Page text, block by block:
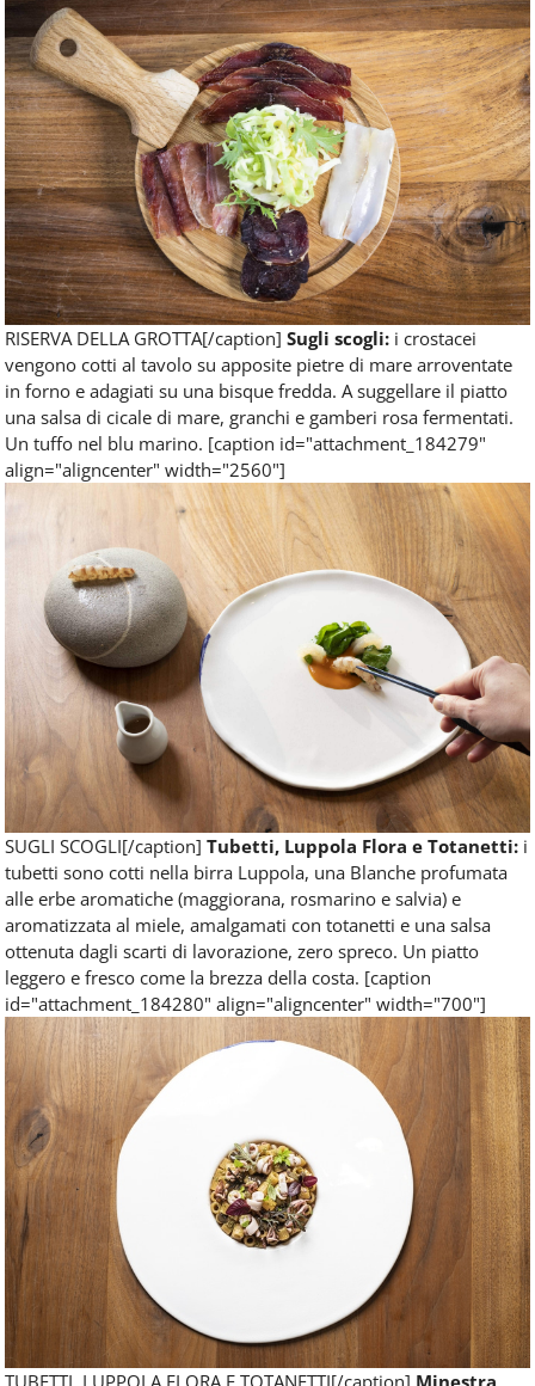
RISERVA DELLA GROTTA[/caption] Sugli scogli: i crostacei
vengono cotti al tavolo su apposite pietre di mare arroventate
in forno e adagiati su una bisque fredda. A suggellare il piatto
una salsa di cicale di mare, granchi e gamberi rosa fermentati.
Un tuffo nel blu marino. [caption id="attachment_184279"
align="aligncenter" width="2560"]
SUGLI SCOGLI[/caption] Tubetti, Luppola Flora e Totanetti: i
tubetti sono cotti nella birra Luppola, una Blanche profumata
alle erbe aromatiche (maggiorana, rosmarino e salvia) e
aromatizzata al miele, amalgamati con totanetti e una salsa
ottenuta dagli scarti di lavorazione, zero spreco. Un piatto
leggero e fresco come la brezza della costa. [caption
id="attachment_184280" align="aligncenter" width="700"]
TUBETTI, LUPPOLA FLORA E TOTANETTI[/caption] Minestra